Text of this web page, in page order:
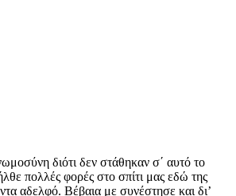
διότι δεν στάθηκαν σ΄ αυτό το
πολλές φορές στο σπίτι μας εδώ της
αδελφό. Βέβαια με συνέστησε και δι’